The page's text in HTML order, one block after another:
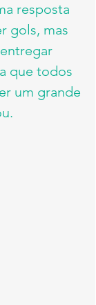
resposta
gols, mas
que todos
um grande